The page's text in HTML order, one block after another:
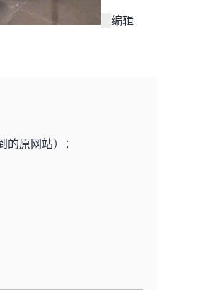
编辑
原网站）：